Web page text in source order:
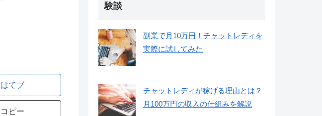
はてブ
コピー
験談
副業で月10万円！チャットレディを
実際に試してみた
チャットレディが稼げる理由とは？
月100万円の収入の仕組みを解説